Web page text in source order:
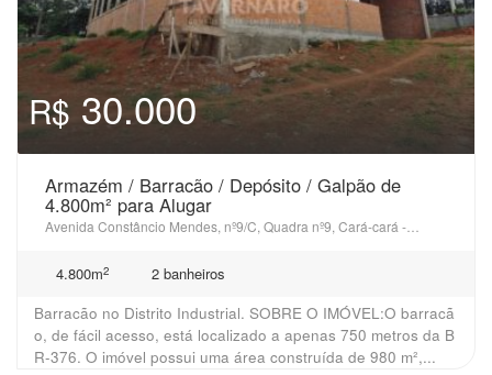
R$30.000
Armazém / Barracão / Depósito / Galpão de
4.800m² para Alugar
4.800m2
2 banheiros
Barracão no Distrito Industrial. SOBRE O IMÓVEL:O barracã
o, de fácil acesso, está localizado a apenas 750 metros da B
R-376. O imóvel possui uma área construída de 980 m²,...